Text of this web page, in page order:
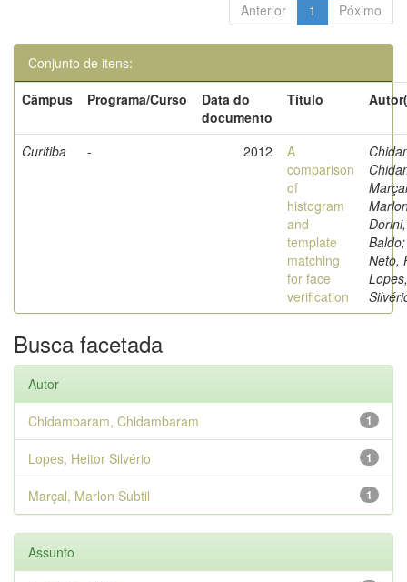
Anterior 1 Póximo
Conjunto de itens:
Câmpus
Programa/Curso
Data do
documento
Título
Curitiba - 2012
A
comparison
of
histogram
and
template
matching
for face
verification
Neto,
Busca facetada
Autor
1
Chidambaram, Chidambaram
1
Lopes, Heitor Silvério
1
Marçal, Marlon Subtil
Assunto